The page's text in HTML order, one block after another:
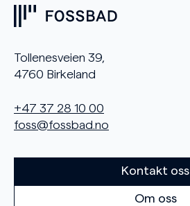
Tollenesveien 39,
4760 Birkeland
+47 37 28 10 00
foss@fossbad.no
Kontakt oss
Om oss